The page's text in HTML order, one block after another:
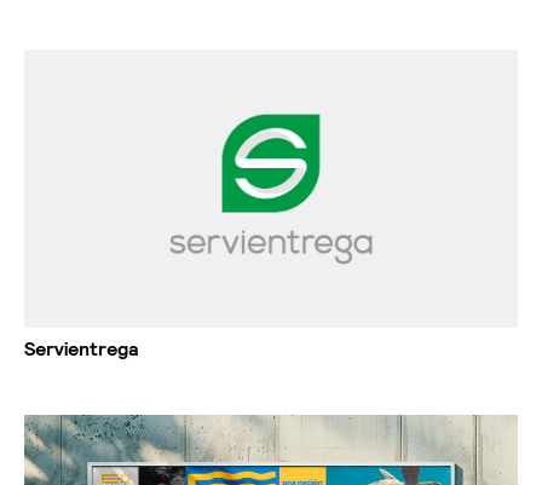
Servientrega